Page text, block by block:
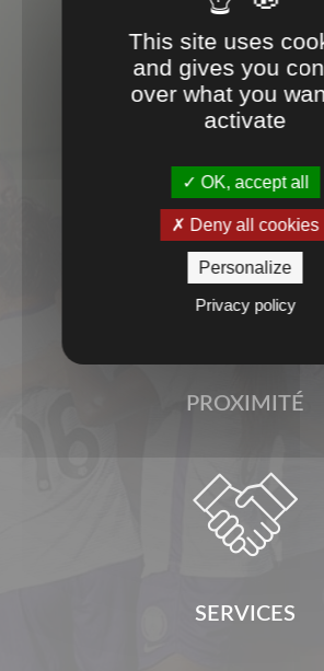

CONSEILS

PROXIMITÉ

SERVICES
This site uses
and gives you
over what you
activate
OK, accept all
Deny all cookies
Personalize
Privacy policy